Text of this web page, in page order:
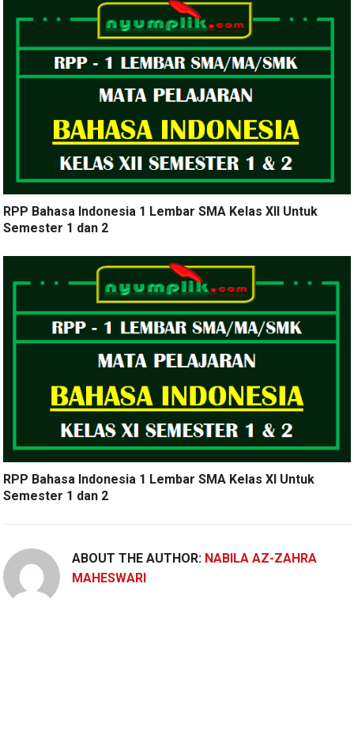
RPP Bahasa Indonesia 1 Lembar SMA Kelas XII Untuk
Semester 1 dan 2
RPP Bahasa Indonesia 1 Lembar SMA Kelas XI Untuk
Semester 1 dan 2
ABOUT THE AUTHOR: NABILA AZ-ZAHRA
MAHESWARI